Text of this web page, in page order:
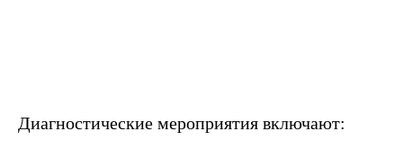
Диагностические мероприятия включают: